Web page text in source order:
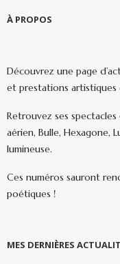
À PROPOS
Découvrez une page
et prestations artistiques
Retrouvez ses
aérien, Bulle, Hexagone,
lumineuse.
Ces numéros sauront
poétiques !
MES DERNIÈRES